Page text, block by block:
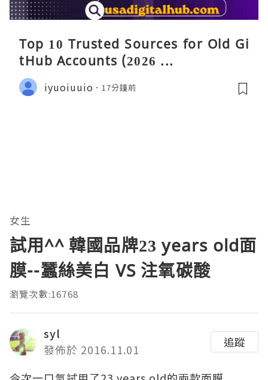
Top 10 Trusted Sources for Old Gi
tHub Accounts (2026 ...
iyuoiuuio 17分鐘前
女生
試用^^ 韓國品牌23 years old面
膜--蠶絲美白 VS 注氧碳酸
瀏覽次數:16768
syl
發佈於 2016.11.01
追蹤